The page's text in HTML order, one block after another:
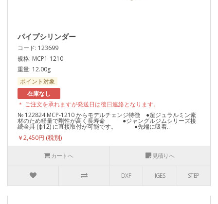
パイプシリンダー
コード: 123699
規格: MCP1-1210
重量: 12.00g
ポイント対象
在庫なし
＊ ご注文を承れますが発送日は後日連絡となります。
№ 122824 MCP-1210 からモデルチェンジ特徴 ●超ジュラルミン素
材のため軽量で剛性が高く長寿命 ●ジャングルジムシリーズ接
続金具 (ф12) に直接取付が可能です。 ●先端に吸着..
￥2,450円
カートへ 見積りへ
DXF IGES STEP